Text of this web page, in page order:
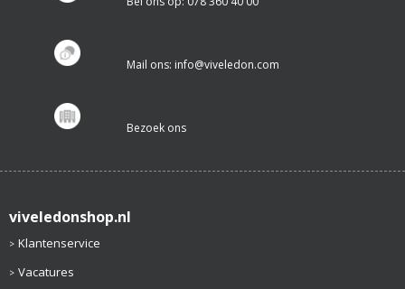
Mail ons: info@viveledon.com
Bezoek ons
viveledonshop.nl
Klantenservice
Vacatures